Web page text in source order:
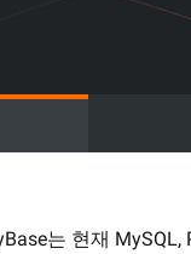
는 현재
T2V, 15초 길이, 고급 카메라
스